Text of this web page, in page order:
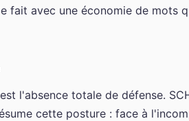
avec une économie de mots
l'absence totale de défense.
cette posture : face à